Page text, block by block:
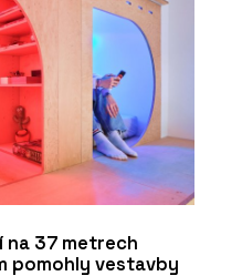
37 metrech
pomohly vestavby